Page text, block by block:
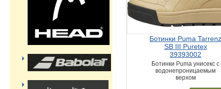
Ботинки Puma
SB III Puretex
39393002
Ботинки Puma унисекс с
водонепроницаемым
верхом